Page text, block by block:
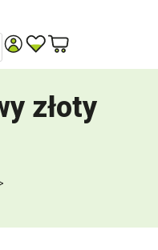
złoty